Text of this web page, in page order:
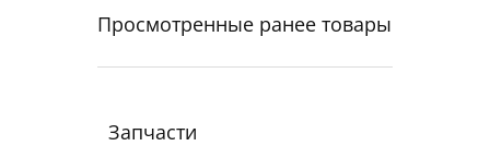
Просмотренные ранее товары
Запчасти